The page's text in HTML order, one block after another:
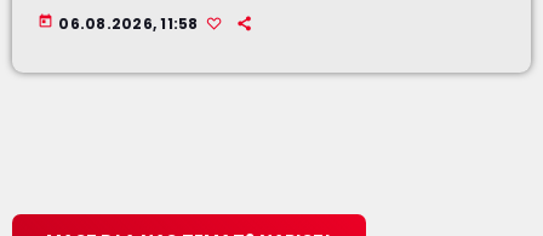
today 06.08.2026, 11:58